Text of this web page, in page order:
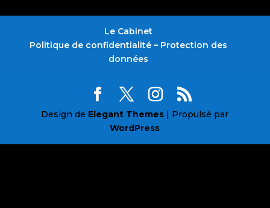
Le Cabinet
Politique de confidentialité – Protection des
données
Design de Elegant Themes | Propulsé par
WordPress